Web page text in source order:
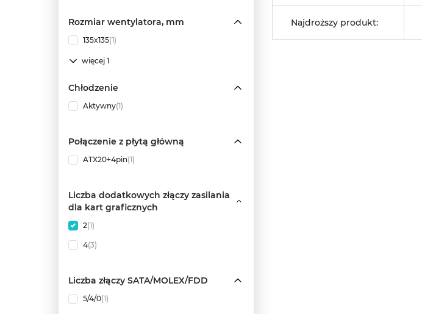
Rozmiar wentylatora, mm
135x135(1)
więcej 1
Chłodzenie
Aktywny(1)
Połączenie z płytą główną
ATX20+4pin(1)
Liczba dodatkowych złączy zasilania
dla kart graficznych
2(1)
4(3)
Liczba złączy SATA/MOLEX/FDD
5/4/0(1)
Najdroższy produkt: